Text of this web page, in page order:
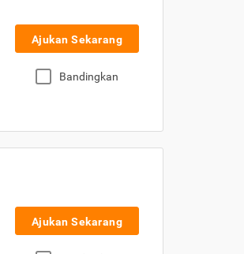
Ajukan Sekarang
Bandingkan
Ajukan Sekarang